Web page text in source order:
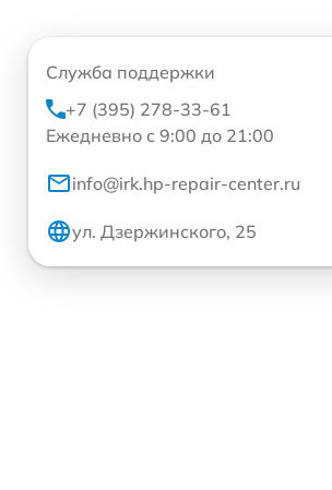
Служба поддержки
+7 (395) 278-33-61
Ежедневно с 9:00 до 21:00
info@irk.hp-repair-center.ru
ул. Дзержинского, 25